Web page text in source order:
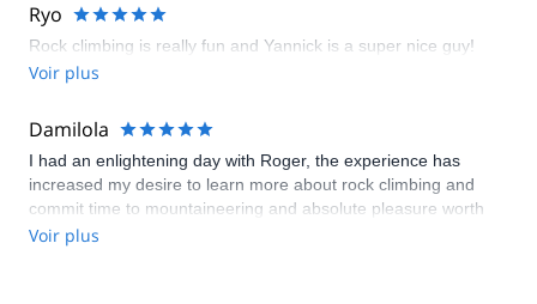
Ryo
Rock climbing is really fun and Yannick is a super nice guy!
Voir plus
Damilola
I had an enlightening day with Roger, the experience has
increased my desire to learn more about rock climbing and
commit time to mountaineering and absolute pleasure worth
every minute of my time and money.
Voir plus